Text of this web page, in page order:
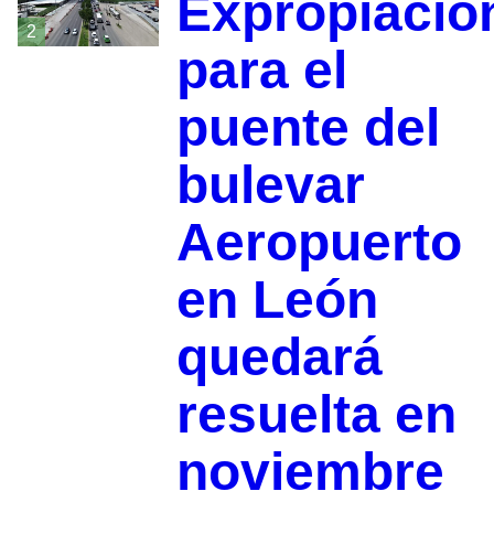
2
para el
puente del
bulevar
Aeropuerto
en León
quedará
resuelta en
noviembre